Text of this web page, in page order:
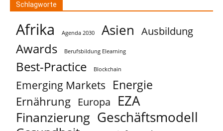
Schlagworte
Afrika Agenda 2030 Asien Ausbildung
Awards Berufsbildung Elearning
Best-Practice Blockchain
Emerging Markets Energie
Ernährung Europa EZA
Finanzierung Geschäftsmodell